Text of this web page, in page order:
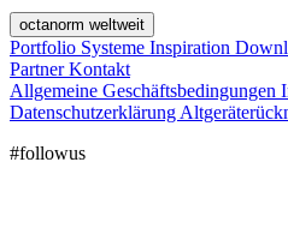
octanorm weltweit
Portfolio Systeme Inspiration
PartnerKontakt
Allgemeine Geschäftsbedingungen
Datenschutzerklärung
#followus